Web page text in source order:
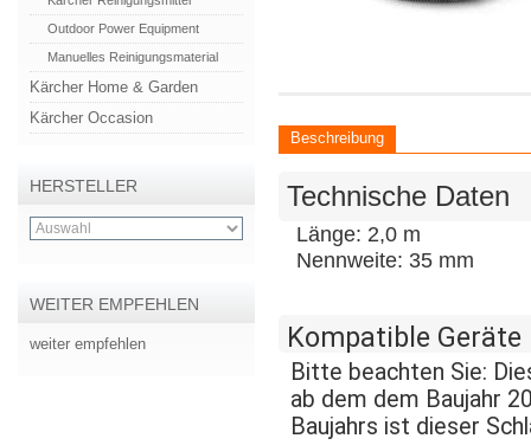
Outdoor Power Equipment
Manuelles Reinigungsmaterial
Kärcher Home & Garden
Kärcher Occasion
HERSTELLER
WEITER EMPFEHLEN
weiter empfehlen
Beschreibung
Technische Daten
Länge: 2,0 m
Nennweite: 35 mm
Kompatible Geräte
Bitte beachten Sie:
ab dem dem Baujahr
Baujahrs ist dieser